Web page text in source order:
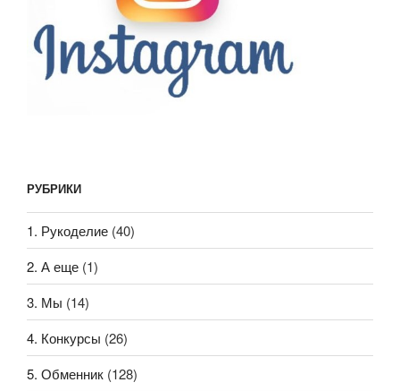
РУБРИКИ
1. Рукоделие (40)
2. А еще (1)
3. Мы (14)
4. Конкурсы (26)
5. Обменник (128)